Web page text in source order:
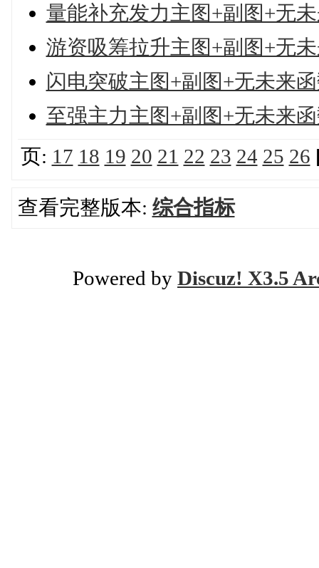
量能补充发力主图+副图+无
游资吸筹拉升主图+副图+无
闪电突破主图+副图+无未来
至强主力主图+副图+无未来
页: 17 18 19 20 21 22 23 24 25 26
查看完整版本: 综合指标
Powered by Discuz! X3.5